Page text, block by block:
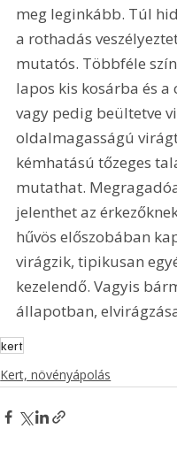
meg leginkább. Túl
a rothadás
mutatós. Többféle
lapos kis kosárba és a
vagy pedig beültetve
oldalmagasságú
kémhatású tőzeges
mutathat.
jelenthet az
hűvös előszobában
virágzik, tipikusan
kezelendő. Vagyis
állapotban,
kert
Kert, növényápolás